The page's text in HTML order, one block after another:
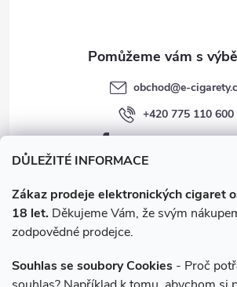
DŮLEŽITÉ INFORMACE
Zákaz prodeje elektronických cigaret
18 let. Děkujeme Vám, že svým
zodpovědné prodejce.
Souhlas se soubory Cookies - Proč
p
i
s
u
obchod@e-
+420 775 110 600
facebook.com/e-